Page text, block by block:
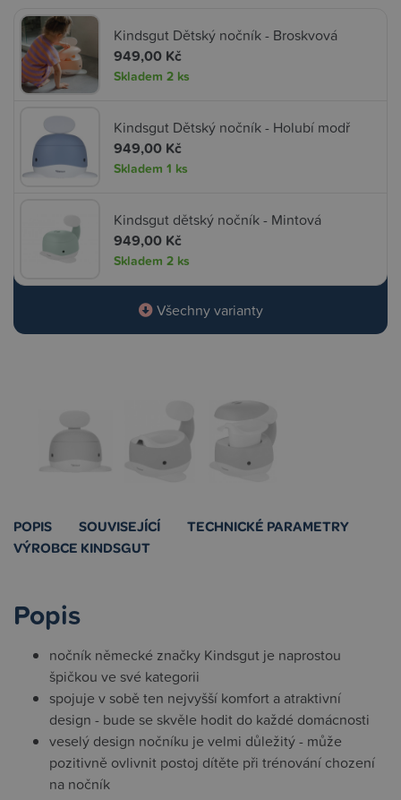
Kindsgut Dětský nočník - Broskvová
949,00 Kč
Skladem 2 ks
Kindsgut Dětský nočník - Holubí modř
949,00 Kč
Skladem 1 ks
Kindsgut dětský nočník - Mintová
949,00 Kč
Skladem 2 ks
Všechny varianty
POPIS SOUVISEJÍCÍ
TECHNICKÉ PARAMETRY
VÝROBCE KINDSGUT
Popis
nočník německé značky Kindsgut je naprostou
špičkou ve své kategorii
spojuje v sobě ten nejvyšší komfort a atraktivní
design - bude se skvěle hodit do každé domácnosti
veselý design nočníku je velmi důležitý - může
pozitivně ovlivnit postoj dítěte při trénování chození
na nočník